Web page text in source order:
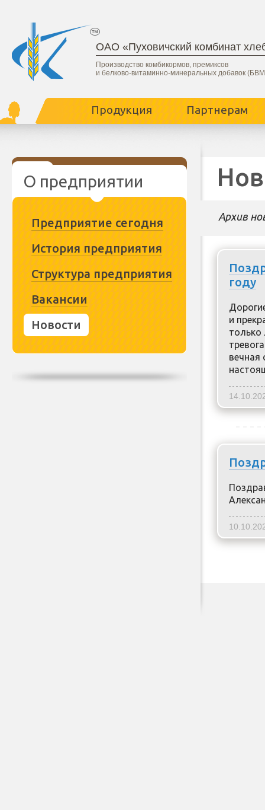
ОАО «Пуховичский комбинат
Производство комбикормов, премиксов
и белково-витаминно-минеральных добавок
Продукция Партнерам
О предприятии
Предприятие сегодня
История предприятия
Структура предприятия
Вакансии
Новости
Архив
году
и
только
вечная